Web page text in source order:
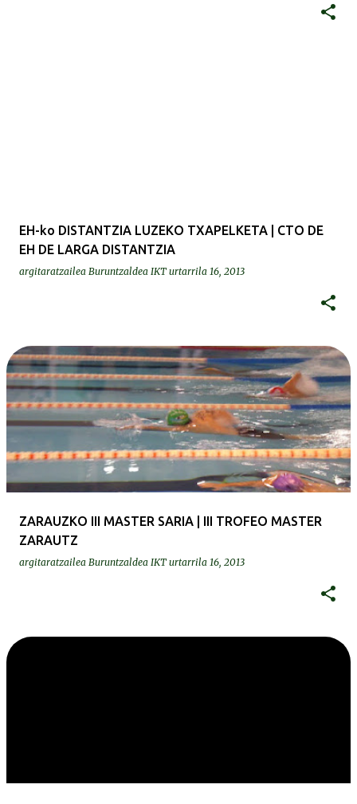
EH-ko DISTANTZIA LUZEKO TXAPELKETA | CTO DE
EH DE LARGA DISTANTZIA
argitaratzailea Buruntzaldea IKT urtarrila 16, 2013
ZARAUZKO III MASTER SARIA | III TROFEO MASTER
ZARAUTZ
argitaratzailea Buruntzaldea IKT urtarrila 16, 2013